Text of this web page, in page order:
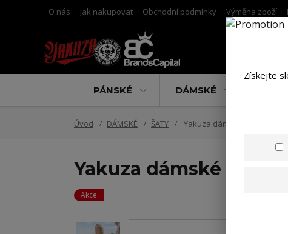
O nás Jak nakupovat Obchodní podmínky Výměna zboží
PÁNSKÉ DÁMSKÉ
Úvod DÁMSKÉ ŠATY Yakuza dámské šaty
Yakuza dámské šaty
Akce
Získejte